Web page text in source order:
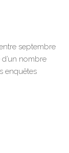
septembre
nombre
enquêtes